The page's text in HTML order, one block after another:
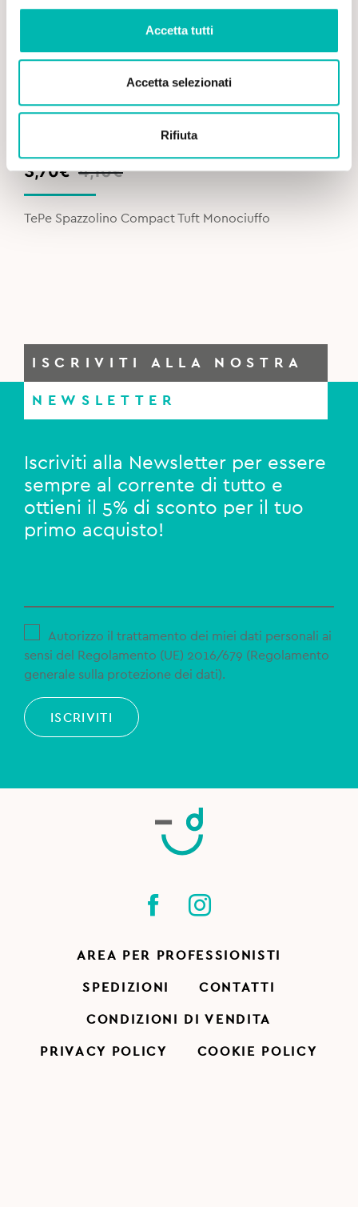
Accetta tutti
Accetta selezionati
Rifiuta
4,10€
Original
price
4,10€.
3,70€
Current
price
3,70€.
TePe Spazzolino Compact Tuft Monociuffo
ISCRIVITI ALLA NOSTRA
NEWSLETTER
Iscriviti alla Newsletter per essere
sempre al corrente di tutto e
ottieni il 5% di sconto per il tuo
primo acquisto!
Autorizzo il trattamento dei miei dati personali ai
sensi del Regolamento (UE) 2016/679 (Regolamento
generale sulla protezione dei dati).
ISCRIVITI
AREA PER PROFESSIONISTI
SPEDIZIONI CONTATTI
CONDIZIONI DI VENDITA
PRIVACY POLICY COOKIE POLICY